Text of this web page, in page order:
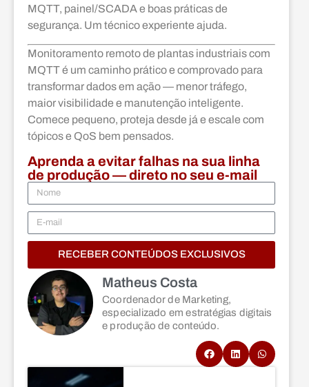
MQTT, painel/SCADA e boas práticas de
segurança. Um técnico experiente ajuda.
Monitoramento remoto de plantas industriais com
MQTT é um caminho prático e comprovado para
transformar dados em ação — menor tráfego,
maior visibilidade e manutenção inteligente.
Comece pequeno, proteja desde já e escale com
tópicos e QoS bem pensados.
Aprenda a evitar falhas na sua linha
de produção — direto no seu e-mail
RECEBER CONTEÚDOS EXCLUSIVOS
Matheus Costa
Coordenador de Marketing,
especializado em estratégias digitais
e produção de conteúdo.